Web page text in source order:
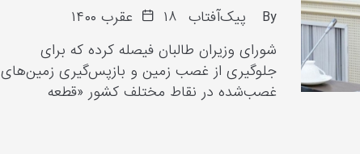
By پیک‌آفتاب ۱۸ عقرب ۱۴۰۰
شورای وزیران طالبان فیصله کرده که برای
جلوگیری از غصب زمین و بازپس‌گیری زمین‌های
غصب‌شده در نقاط مختلف کشور «قطعه